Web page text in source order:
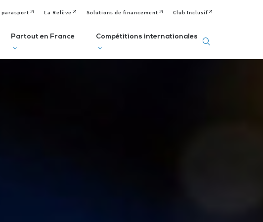
parasport La Relève Solutions de financement Club Inclusif
Partout en France Compétitions internationales